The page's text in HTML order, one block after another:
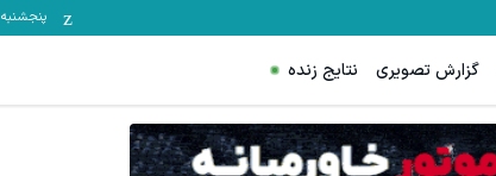
پنجشنبه ۱۵ مرداد
گزارش تصویری نتایج زنده